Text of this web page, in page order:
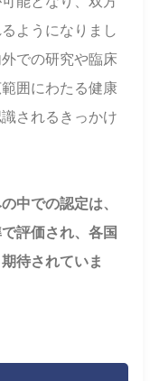
ようになりまし
での研究や臨床
囲にわたる健康
されるきっかけ
中での認定は、
評価され、各国
待されていま